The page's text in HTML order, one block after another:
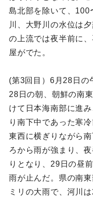
島北部を除いて、100
川、大野川の水位は
の上流では夜半前に
屋がでた。
(第3回目）6月28日の
28日の朝、朝鮮の南
けて日本海南部に進
り南下中であった寒
東西に横ぎりながら
ろから雨が強まり、
りとなり、29日の昼
雨が止んだ。県の南
ミリの大雨で、河川